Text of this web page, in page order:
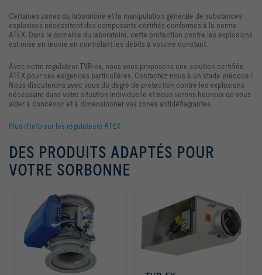
Certaines zones du laboratoire et la manipulation générale de substances
explosives nécessitent des composants certifiés conformes à la norme
ATEX. Dans le domaine du laboratoire, cette protection contre les explosions
est mise en œuvre en contrôlant les débits à volume constant.
Avec notre régulateur TVR-ex, nous vous proposons une solution certifiée
ATEX pour ces exigences particulières. Contactez-nous à un stade précoce !
Nous discuterons avec vous du degré de protection contre les explosions
nécessaire dans votre situation individuelle et nous serons heureux de vous
aider à concevoir et à dimensionner vos zones antidéflagrantes.
Plus d'info sur les régulateurs ATEX
DES PRODUITS ADAPTÉS POUR
VOTRE SORBONNE